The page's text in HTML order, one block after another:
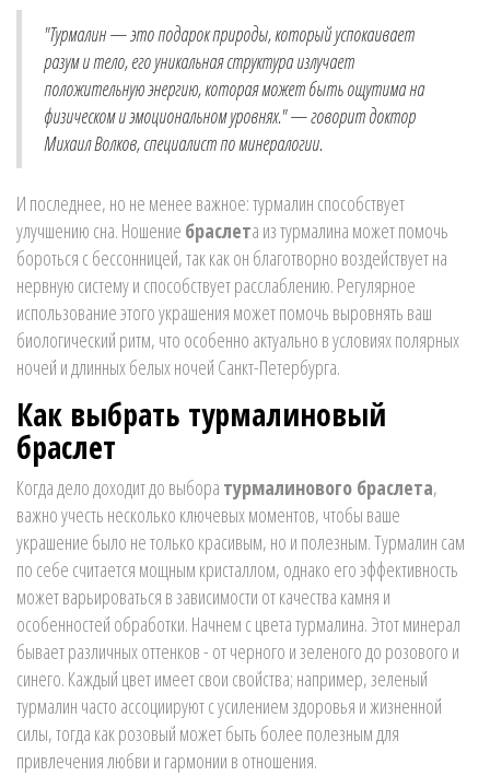
"Турмалин — это подарок природы, который успокаивает
разум и тело, его уникальная структура излучает
положительную энергию, которая может быть ощутима на
физическом и эмоциональном уровнях." — говорит доктор
Михаил Волков, специалист по минералогии.
И последнее, но не менее важное: турмалин способствует
улучшению сна. Ношение браслета из турмалина может помочь
бороться с бессонницей, так как он благотворно воздействует на
нервную систему и способствует расслаблению. Регулярное
использование этого украшения может помочь выровнять ваш
биологический ритм, что особенно актуально в условиях полярных
ночей и длинных белых ночей Санкт-Петербурга.
Как выбрать турмалиновый
браслет
Когда дело доходит до выбора турмалинового браслета,
важно учесть несколько ключевых моментов, чтобы ваше
украшение было не только красивым, но и полезным. Турмалин сам
по себе считается мощным кристаллом, однако его эффективность
может варьироваться в зависимости от качества камня и
особенностей обработки. Начнем с цвета турмалина. Этот минерал
бывает различных оттенков - от черного и зеленого до розового и
синего. Каждый цвет имеет свои свойства; например, зеленый
турмалин часто ассоциируют с усилением здоровья и жизненной
силы, тогда как розовый может быть более полезным для
привлечения любви и гармонии в отношения.